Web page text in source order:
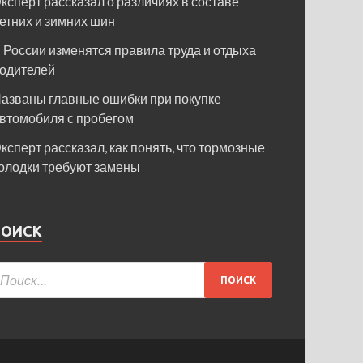
и зимних шин
России изменятся правила труда и отдыха
главные ошибки при покупке
с пробегом
рассказал, как понять, что тормозные
требуют замены